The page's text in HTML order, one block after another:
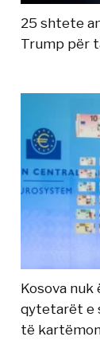
25 shtete
Trump për
Kosova nuk
qytetarët e
të